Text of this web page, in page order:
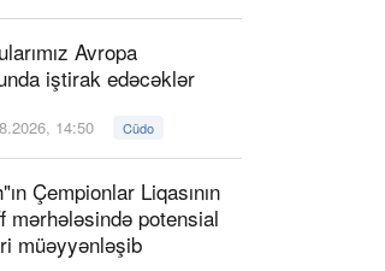
Avropa
iştirak edəcəklər
14:50 Cüdo
Çempionlar Liqasının
mərhələsində potensial
müəyyənləşib